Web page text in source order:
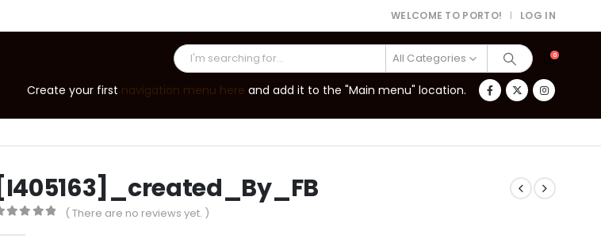
WELCOME TO PORTO! | LOG IN
All Categories 0
Create your first navigation menu here and add it to the "Main menu" location.
[I405163]_created_By_FB
( There are no reviews yet. )